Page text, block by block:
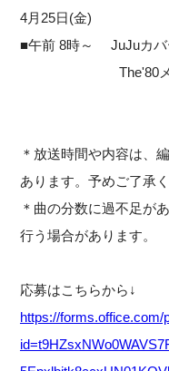
4月25日(金)
■午前 8時～ JuJuカバ
The'80メモリ
＊放送時間や内容は、
あります。予めご了承く
＊曲の分数に過不足が
行う場合があります。
応募はこちらから↓
https://forms.office.com/